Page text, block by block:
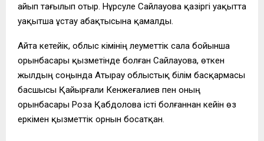
айып тағылып отыр. Нұрсәуле Сайлауова қазіргі уақытта
уақытша ұстау абақтысына қамалды.
Айта кетейік, облыс әкімінің әлеуметтік сала бойынша
орынбасары қызметінде болған Сайлауова, өткен
жылдың соңында Атырау облыстық білім басқармасы
басшысы Қайырғали Кенжеғалиев пен оның
орынбасары Роза Қабдолова істі болғаннан кейін өз
еркімен қызметтік орнын босатқан.